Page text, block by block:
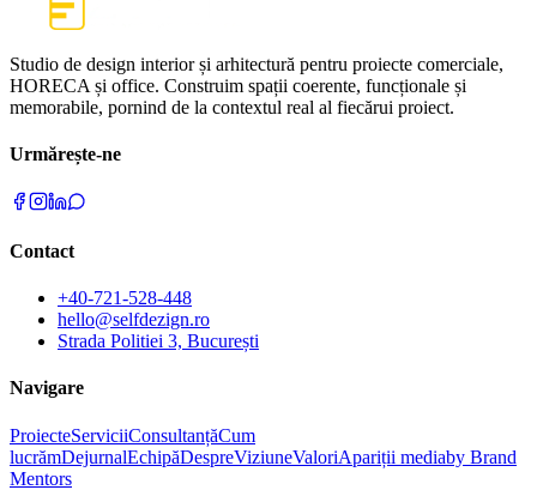
Studio de design interior și arhitectură pentru proiecte comerciale,
HORECA și office. Construim spații coerente, funcționale și
memorabile, pornind de la contextul real al fiecărui proiect.
Urmărește-ne
Contact
+40-721-528-448
hello@selfdezign.ro
Strada Politiei 3, București
Navigare
ProiecteServiciiConsultanțăCum
lucrămDejurnalEchipăDespreViziuneValoriApariții mediaby Brand
Mentors